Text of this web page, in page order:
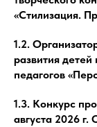
«Стилизация.
1.2.
развития
педагогов
1.3. Конкурс
августа 2026